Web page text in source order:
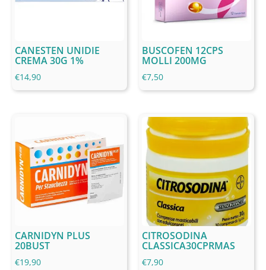
CANESTEN UNIDIE
CREMA 30G 1%
€14,90
BUSCOFEN 12CPS
MOLLI 200MG
€7,50
CARNIDYN PLUS
20BUST
€19,90
CITROSODINA
CLASSICA30CPRMAS
€7,90